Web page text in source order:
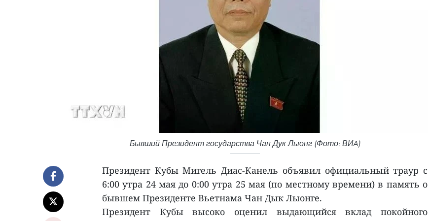
Бывший Президент государства Чан Дук Лыонг (Фото: ВИA)
Президент Кубы Мигель Диас-Канель объявил официальный траур с
6:00 утра 24 мая до 0:00 утра 25 мая (по местному времени) в память о
бывшем Президенте Вьетнама Чан Дык Лыонге.
Президент Кубы высоко оценил выдающийся вклад покойного